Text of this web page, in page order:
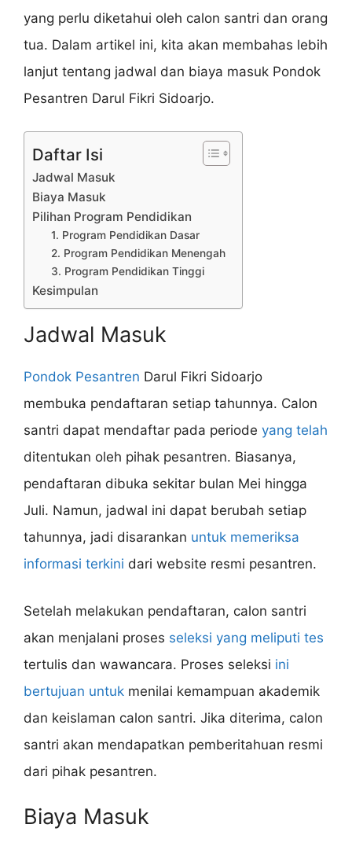
yang perlu diketahui oleh calon santri dan orang
tua. Dalam artikel ini, kita akan membahas lebih
lanjut tentang jadwal dan biaya masuk Pondok
Pesantren Darul Fikri Sidoarjo.
Daftar Isi
Jadwal Masuk
Biaya Masuk
Pilihan Program Pendidikan
1. Program Pendidikan Dasar
2. Program Pendidikan Menengah
3. Program Pendidikan Tinggi
Kesimpulan
Jadwal Masuk
Pondok Pesantren Darul Fikri Sidoarjo
membuka pendaftaran setiap tahunnya. Calon
santri dapat mendaftar pada periode yang telah
ditentukan oleh pihak pesantren. Biasanya,
pendaftaran dibuka sekitar bulan Mei hingga
Juli. Namun, jadwal ini dapat berubah setiap
tahunnya, jadi disarankan untuk memeriksa
informasi terkini dari website resmi pesantren.
Setelah melakukan pendaftaran, calon santri
akan menjalani proses seleksi yang meliputi tes
tertulis dan wawancara. Proses seleksi ini
bertujuan untuk menilai kemampuan akademik
dan keislaman calon santri. Jika diterima, calon
santri akan mendapatkan pemberitahuan resmi
dari pihak pesantren.
Biaya Masuk